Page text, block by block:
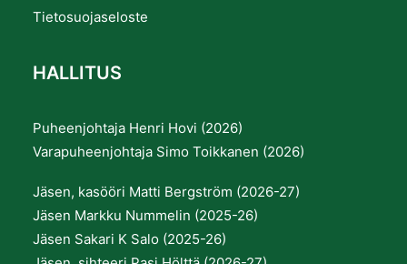
Tietosuojaseloste
HALLITUS
Puheenjohtaja Henri Hovi (2026)
Varapuheenjohtaja Simo Toikkanen (2026)
Jäsen, kasööri Matti Bergström (2026-27)
Jäsen Markku Nummelin (2025-26)
Jäsen Sakari K Salo (2025-26)